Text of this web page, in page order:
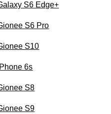
S6 Edge+
S6 Pro
S10
6s
S8
S9